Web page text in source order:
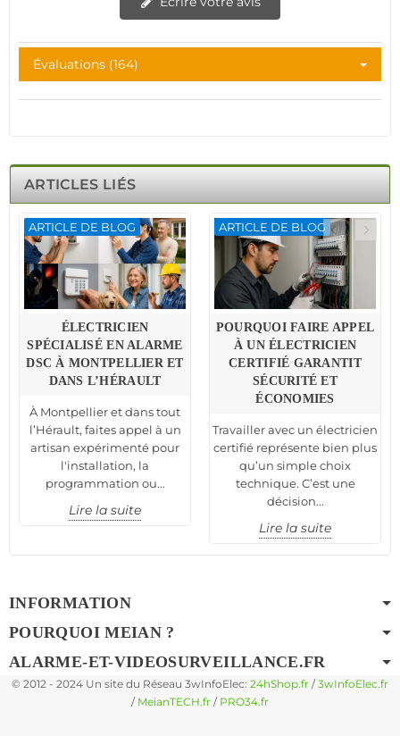
Évaluations (164)
ARTICLES LIÉS
ARTICLE DE BLOG
ÉLECTRICIEN
SPÉCIALISÉ EN ALARME
DSC À MONTPELLIER ET
DANS L’HÉRAULT
À Montpellier et dans tout
l’Hérault, faites appel à un
artisan expérimenté pour
l'installation, la
programmation ou...
Lire la suite
ARTICLE DE BLOG
POURQUOI FAIRE APPEL
À UN ÉLECTRICIEN
CERTIFIÉ GARANTIT
SÉCURITÉ ET
ÉCONOMIES
Travailler avec un électricien
certifié représente bien plus
qu’un simple choix
technique. C’est une
décision...
Lire la suite
INFORMATION
POURQUOI MEIAN ?
ALARME-ET-VIDEOSURVEILLANCE.FR
© 2012 - 2024 Un site du Réseau 3wInfoElec: 24hShop.fr /3wInfoElec.fr
/ MeianTECH.fr / PRO34.fr